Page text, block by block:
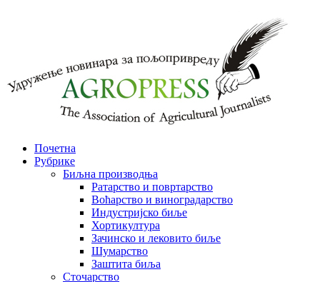
Почетна
Рубрике
Биљна производња
Ратарство и повртарство
Воћарство и виноградарство
Индустријско биље
Хортикултура
Зачинско и лековито биље
Шумарство
Заштита биља
Сточарство